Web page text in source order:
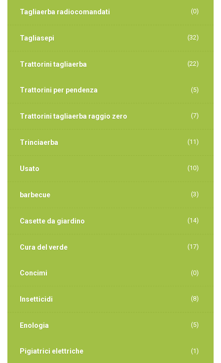
Tagliaerba radiocomandati (0)
Tagliasepi (32)
Trattorini tagliaerba (22)
Trattorini per pendenza (5)
Trattorini tagliaerba raggio zero (7)
Trinciaerba (11)
Usato (10)
barbecue (3)
Casette da giardino (14)
Cura del verde (17)
Concimi (0)
Insetticidi (8)
Enologia (5)
Pigiatrici elettriche (1)